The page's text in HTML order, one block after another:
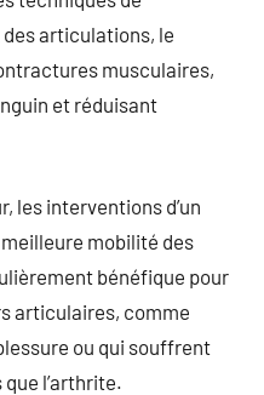
articulations, le
musculaires,
et réduisant
les interventions d’un
mobilité des
bénéfique pour
articulaires, comme
ou qui souffrent
l’arthrite.